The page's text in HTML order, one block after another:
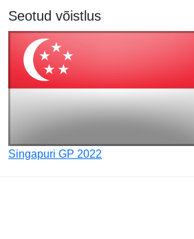
Seotud võistlus
Singapuri GP 2022